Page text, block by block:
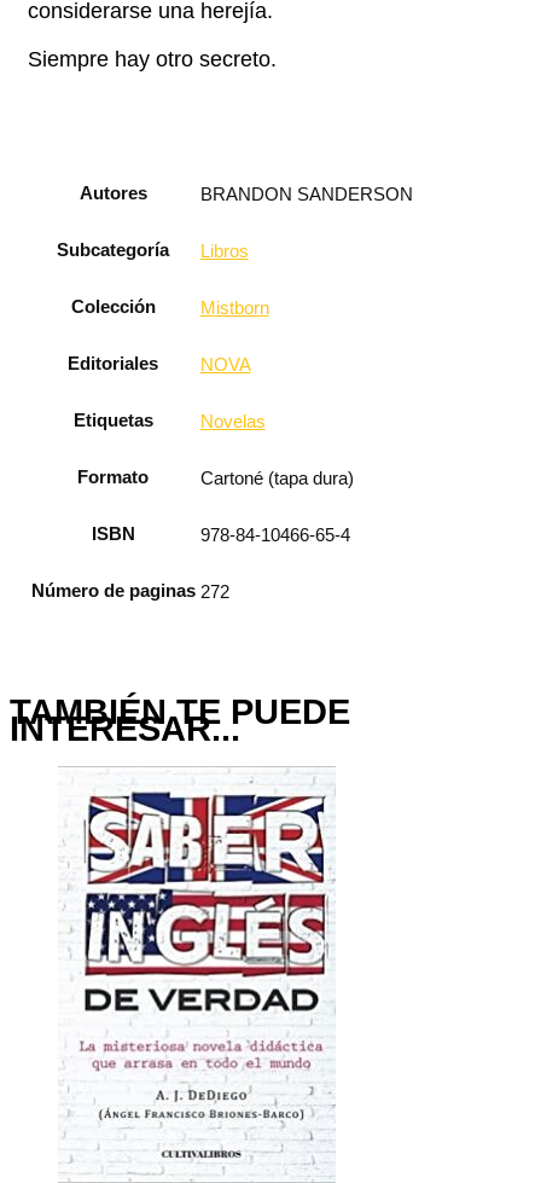
considerarse una herejía.
Siempre hay otro secreto.
Autores BRANDON SANDERSON
Subcategoría Libros
Colección Mistborn
Editoriales NOVA
Etiquetas Novelas
Formato Cartoné (tapa dura)
ISBN 978-84-10466-65-4
Número de paginas 272
TAMBIÉN TE PUEDE
INTERESAR...